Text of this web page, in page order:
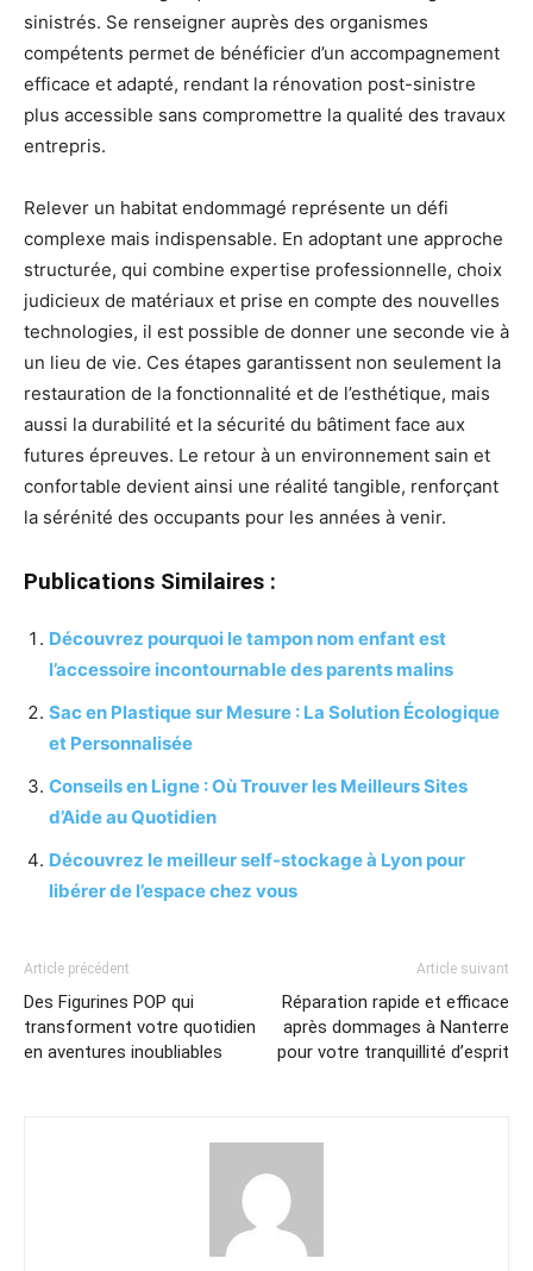
sinistrés. Se renseigner auprès des organismes
compétents permet de bénéficier d’un accompagnement
efficace et adapté, rendant la rénovation post-sinistre
plus accessible sans compromettre la qualité des travaux
entrepris.
Relever un habitat endommagé représente un défi
complexe mais indispensable. En adoptant une approche
structurée, qui combine expertise professionnelle, choix
judicieux de matériaux et prise en compte des nouvelles
technologies, il est possible de donner une seconde vie à
un lieu de vie. Ces étapes garantissent non seulement la
restauration de la fonctionnalité et de l’esthétique, mais
aussi la durabilité et la sécurité du bâtiment face aux
futures épreuves. Le retour à un environnement sain et
confortable devient ainsi une réalité tangible, renforçant
la sérénité des occupants pour les années à venir.
Publications Similaires :
Découvrez pourquoi le tampon nom enfant est
l’accessoire incontournable des parents malins
Sac en Plastique sur Mesure : La Solution Écologique
et Personnalisée
Conseils en Ligne : Où Trouver les Meilleurs Sites
d’Aide au Quotidien
Découvrez le meilleur self-stockage à Lyon pour
libérer de l’espace chez vous
Article précédent
Des Figurines POP qui
transforment votre quotidien
en aventures inoubliables
Article suivant
Réparation rapide et efficace
après dommages à Nanterre
pour votre tranquillité d’esprit